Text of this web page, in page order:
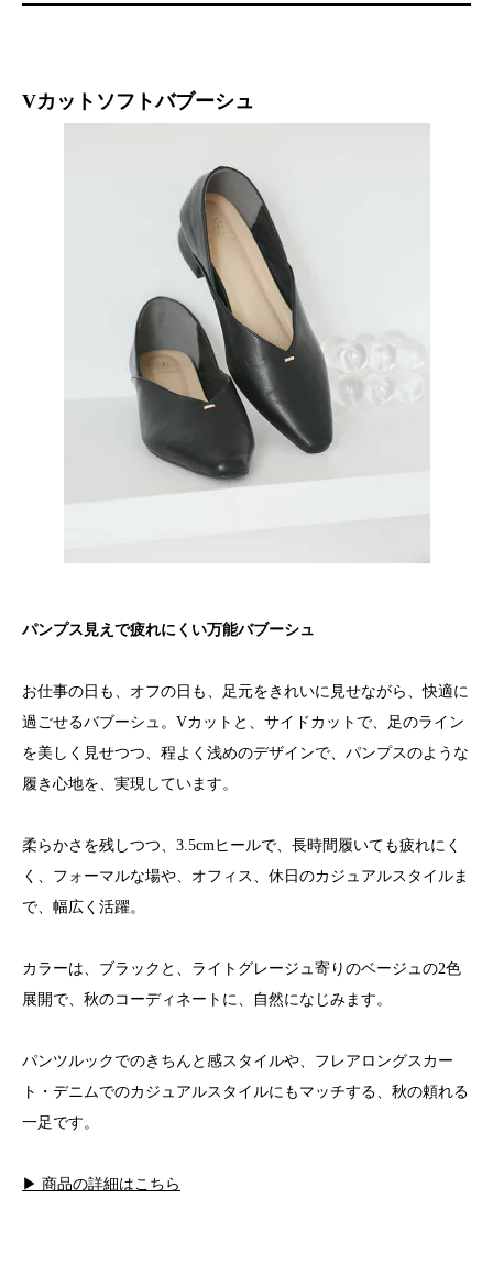
Vカットソフトバブーシュ
パンプス見えで疲れにくい万能バブーシュ
お仕事の日も、オフの日も、足元をきれいに見せながら、快適に
過ごせるバブーシュ。Vカットと、サイドカットで、足のライン
を美しく見せつつ、程よく浅めのデザインで、パンプスのような
履き心地を、実現しています。
柔らかさを残しつつ、3.5cmヒールで、長時間履いても疲れにく
く、フォーマルな場や、オフィス、休日のカジュアルスタイルま
で、幅広く活躍。
カラーは、ブラックと、ライトグレージュ寄りのベージュの2色
展開で、秋のコーディネートに、自然になじみます。
パンツルックでのきちんと感スタイルや、フレアロングスカー
ト・デニムでのカジュアルスタイルにもマッチする、秋の頼れる
一足です。
▶ 商品の詳細はこちら